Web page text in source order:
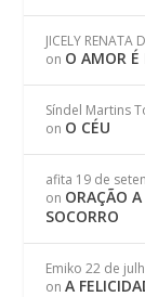
JICELY RENATA
on O AMOR É
Síndel Martins
on O CÉU
afita 19 de
on ORAÇÃO
SOCORRO
Emiko 22 de
onA